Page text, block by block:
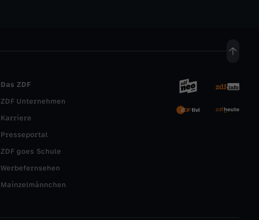
Das ZDF
ZDF Unternehmen
Karriere
Presseportal
ZDF goes Schule
Werbefernsehen
Mainzelmännchen